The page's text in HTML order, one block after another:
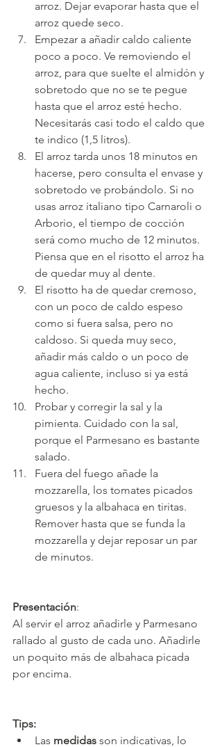
arroz. Dejar evaporar hasta que el
arroz quede seco.
Empezar a añadir caldo caliente
poco a poco. Ve removiendo el
arroz, para que suelte el almidón y
sobretodo que no se te pegue
hasta que el arroz esté hecho.
Necesitarás casi todo el caldo que
te indico (1,5 litros).
El arroz tarda unos 18 minutos en
hacerse, pero consulta el envase y
sobretodo ve probándolo. Si no
usas arroz italiano tipo Carnaroli o
Arborio, el tiempo de cocción
será como mucho de 12 minutos.
Piensa que en el risotto el arroz ha
de quedar muy al dente.
El risotto ha de quedar cremoso,
con un poco de caldo espeso
como si fuera salsa, pero no
caldoso. Si queda muy seco,
añadir más caldo o un poco de
agua caliente, incluso si ya está
hecho.
Probar y corregir la sal y la
pimienta. Cuidado con la sal,
porque el Parmesano es bastante
salado.
Fuera del fuego añade la
mozzarella, los tomates picados
gruesos y la albahaca en tiritas.
Remover hasta que se funda la
mozzarella y dejar reposar un par
de minutos.
Presentación:
Al servir el arroz añadirle y Parmesano
rallado al gusto de cada uno. Añadirle
un poquito más de albahaca picada
por encima.
Tips:
Las medidas son indicativas, lo